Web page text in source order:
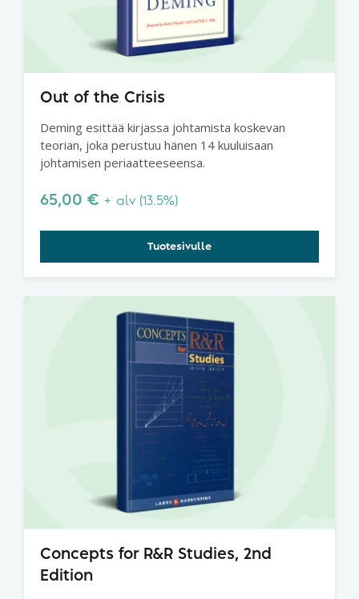
Out of the Crisis
Deming esittää kirjassa johtamista koskevan
teorian, joka perustuu hänen 14 kuuluisaan
johtamisen periaatteeseensa.
65,00 € + alv (13.5%)
Tuotesivulle
Concepts for R&R Studies, 2nd
Edition